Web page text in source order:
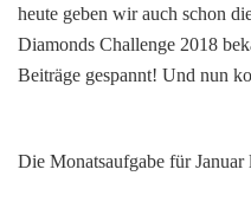
heute geben wir auch schon
Diamonds Challenge 2018
Beiträge gespannt! Und nun
Die Monatsaufgabe für